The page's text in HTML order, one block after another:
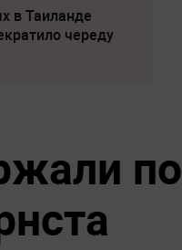
в Таиланде
череду
по